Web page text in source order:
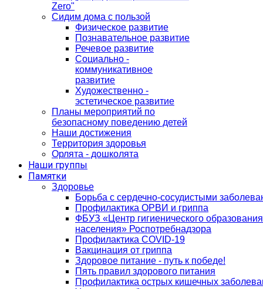
Zero"
Сидим дома с пользой
Физическое развитие
Познавательное развитие
Речевое развитие
Социально -
коммуникативное
развитие
Художественно -
эстетическое развитие
Планы мероприятий по
безопасному поведению детей
Наши достижения
Территория здоровья
Орлята - дошколята
Наши группы
Памятки
Здоровье
Борьба с сердечно-сосудистыми
Профилактика ОРВИ и гриппа
ФБУЗ «Центр гигиенического образования
населения» Роспотребнадзора
Профилактика COVID-19
Вакцинация от гриппа
Здоровое питание - путь к победе!
Пять правил здорового питания
Профилактика острых кишечных